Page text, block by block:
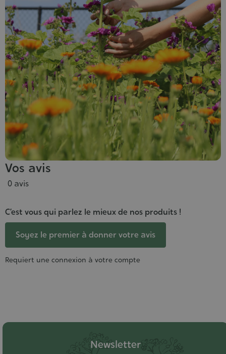
Vos avis
0 avis
C’est vous qui parlez le mieux de nos produits !
Soyez le premier à donner votre avis
Requiert une connexion à votre compte
Newsletter